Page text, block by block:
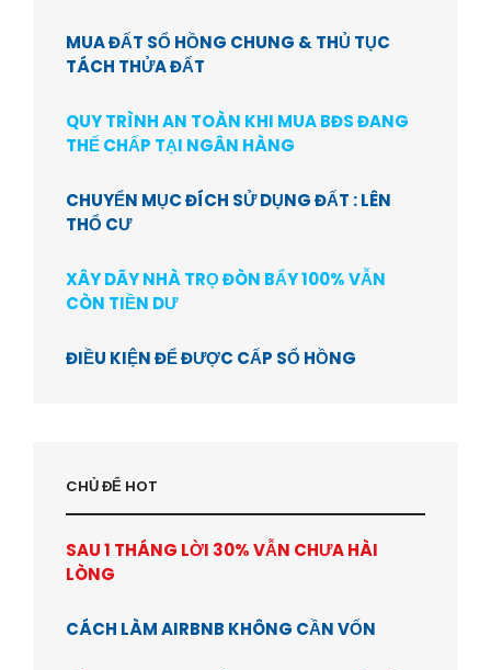
MUA ĐẤT SỔ HỒNG CHUNG & THỦ TỤC
TÁCH THỬA ĐẤT
QUY TRÌNH AN TOÀN KHI MUA BĐS ĐANG
THẾ CHẤP TẠI NGÂN HÀNG
CHUYỂN MỤC ĐÍCH SỬ DỤNG ĐẤT : LÊN
THỔ CƯ
XÂY DÃY NHÀ TRỌ ĐÒN BẨY 100% VẪN
CÒN TIỀN DƯ
ĐIỀU KIỆN ĐỂ ĐƯỢC CẤP SỔ HỒNG
CHỦ ĐỂ HOT
SAU 1 THÁNG LỜI 30% VẪN CHƯA HÀI
LÒNG
CÁCH LÀM AIRBNB KHÔNG CẦN VỐN